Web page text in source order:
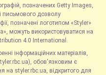
позначених Getty Images,
письмового дозволу
позначені логотипом «Styler»
можуть використовуватися на
4.0 International.
інформаційних матеріалів,
обов'язковим є
на styler.rbc.ua, відкритого для